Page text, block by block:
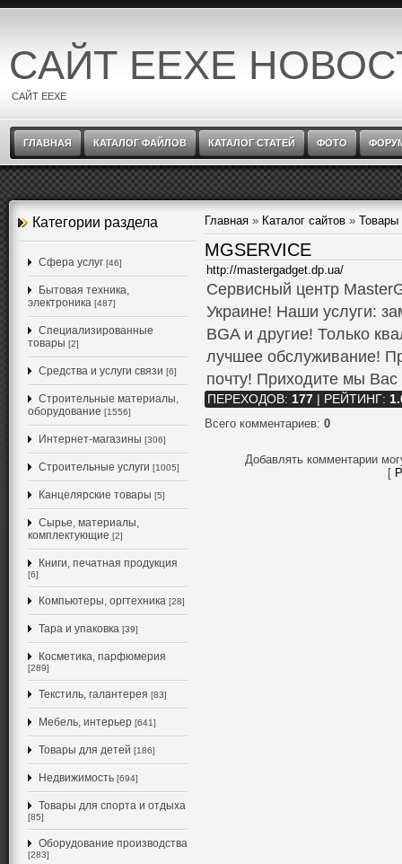
САЙТ EEXE
САЙТ EEXE
ГЛАВНАЯ КАТАЛОГ ФАЙЛОВ КАТАЛОГ СТАТЕЙ ФОТО
Категории раздела
Cфера услуг [46]
Бытовая техника,
электроника [487]
Специализированные
товары [2]
Средства и услуги связи [6]
Строительные материалы,
оборудование [1556]
Интернет-магазины [306]
Строительные услуги [1005]
Канцелярские товары [5]
Сырье, материалы,
комплектующие [2]
Книги, печатная продукция
[6]
Компьютеры, оргтехника [28]
Тара и упаковка [39]
Косметика, парфюмерия
[289]
Текстиль, галантерея [83]
Мебель, интерьер [641]
Товары для детей [186]
Недвижимость [694]
Товары для спорта и отдыха
[85]
Оборудование производства
[283]
Главная » Каталог сайтов » Товары
MGSERVICE
http://mastergadget.dp.ua/
Сервисный центр
Украине! Наши услуги:
BGA и другие! Только
лучшее обслуживание!
почту! Приходите мы
ПЕРЕХОДОВ: 177 РЕЙТИНГ:
Всего комментариев: 0
Добавлять комментарии
[